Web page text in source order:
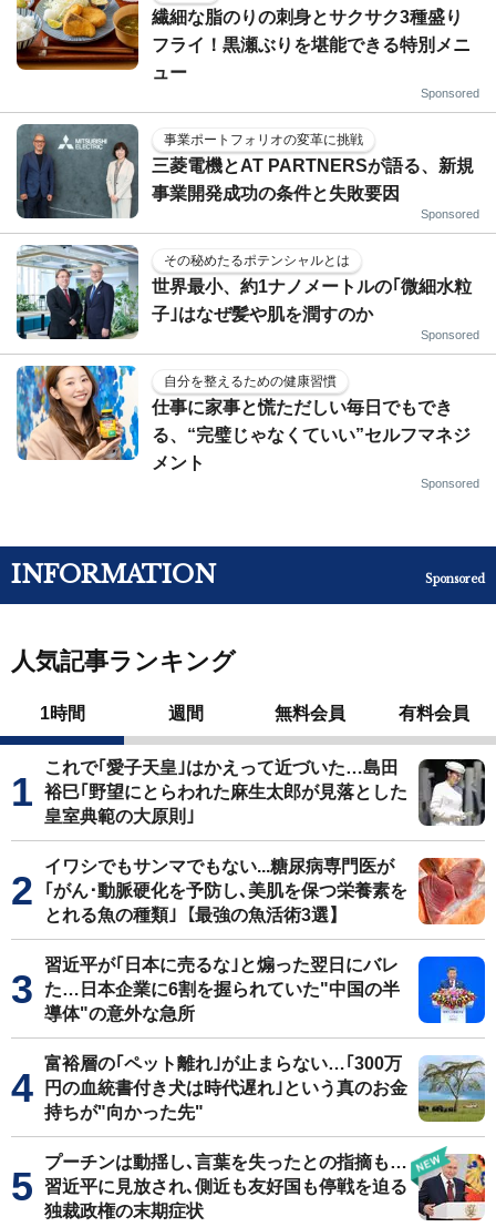
繊細な脂のりの刺身とサクサク3種盛り
フライ！黒瀬ぶりを堪能できる特別メニ
ュー
Sponsored
事業ポートフォリオの変革に挑戦
三菱電機とAT PARTNERSが語る、新規
事業開発成功の条件と失敗要因
Sponsored
その秘めたるポテンシャルとは
世界最小、約1ナノメートルの｢微細水粒
子｣はなぜ髪や肌を潤すのか
Sponsored
自分を整えるための健康習慣
仕事に家事と慌ただしい毎日でもでき
る、“完璧じゃなくていい”セルフマネジ
メント
Sponsored
INFORMATION Sponsored
人気記事ランキング
1時間 週間 無料会員 有料会員
これで｢愛子天皇｣はかえって近づいた…島田
裕巳｢野望にとらわれた麻生太郎が見落とした
皇室典範の大原則｣
イワシでもサンマでもない...糖尿病専門医が
｢がん･動脈硬化を予防し､美肌を保つ栄養素を
とれる魚の種類｣【最強の魚活術3選】
習近平が｢日本に売るな｣と煽った翌日にバレ
た…日本企業に6割を握られていた"中国の半
導体"の意外な急所
富裕層の｢ペット離れ｣が止まらない…｢300万
円の血統書付き犬は時代遅れ｣という真のお金
持ちが"向かった先"
プーチンは動揺し､言葉を失ったとの指摘も…
習近平に見放され､側近も友好国も停戦を迫る
独裁政権の末期症状